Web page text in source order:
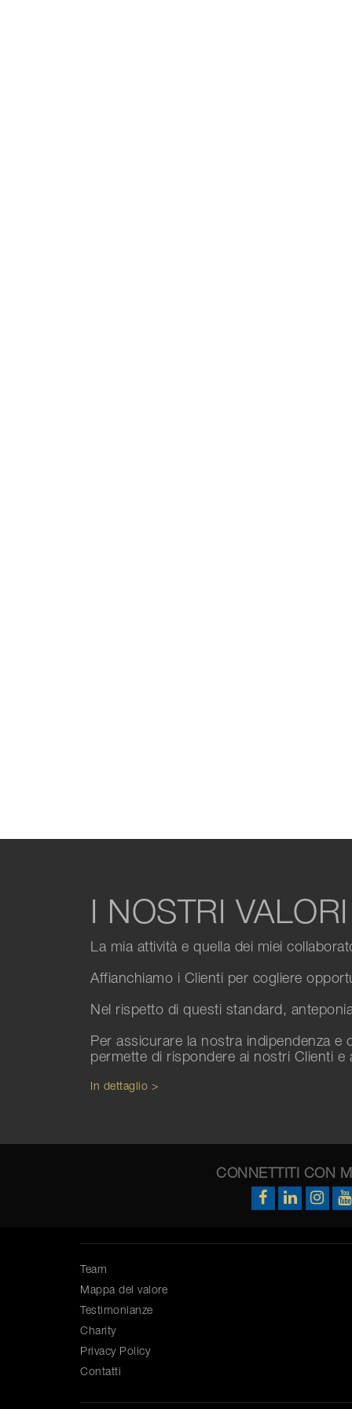
I NOSTRI VALORI
La mia attività e quella dei miei
Affianchiamo i Clienti per cogliere
Nel rispetto di questi standard,
Per assicurare la nostra indipendenza
permette di rispondere ai nostri Clienti e
In dettaglio >
CONNETTITI CON
Team
Mappa del valore
Testimonianze
Charity
Privacy Policy
Contatti